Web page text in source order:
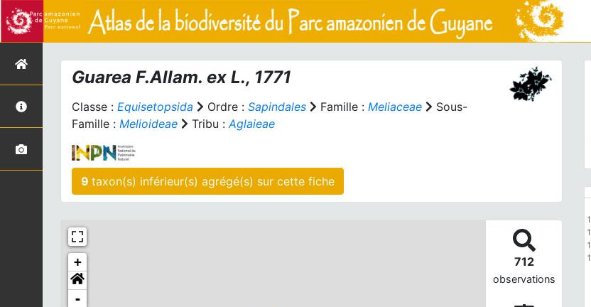
Guarea F.Allam. ex L., 1771
Classe : Equisetopsida Ordre : Sapindales Famille : Meliaceae
Sous-
Famille : Melioideae Tribu :Aglaieae
9 taxon(s) inférieur(s) agrégé(s) sur cette fiche
+
-
712
observations